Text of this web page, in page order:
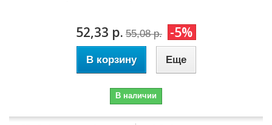
52,33 р. 55,08 р. -5%
В корзину Еще
В наличии